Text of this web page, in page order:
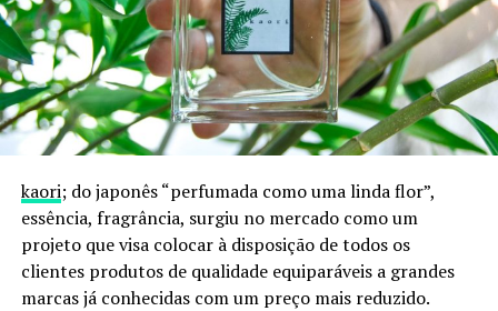
kaori; do japonês “perfumada como uma linda flor”,
essência, fragrância, surgiu no mercado como um
projeto que visa colocar à disposição de todos os
clientes produtos de qualidade equiparáveis a grandes
marcas já conhecidas com um preço mais reduzido.